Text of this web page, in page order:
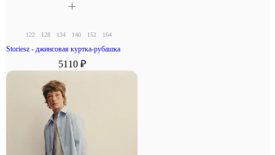
122 128 134 140 152 164
Storiesz - джинсовая куртка-рубашка
5110 ₽